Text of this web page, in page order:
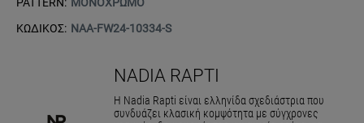
ΚΩΔΙΚΟΣ: NAA-FW24-10334-S
NADIA RAPTI
Η Nadia Rapti είναι ελληνίδα σχεδιάστρια που
συνδυάζει κλασική κομψότητα με σύγχρονες